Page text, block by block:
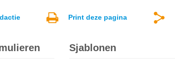
Print deze pagina
Sjablonen